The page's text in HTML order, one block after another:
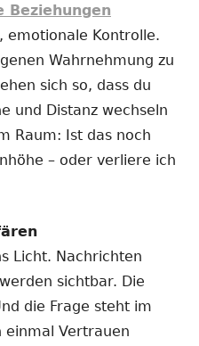
Beziehungen
emotionale Kontrolle.
Wahrnehmung zu
sich so, dass du
und Distanz wechseln
Raum: Ist das noch
– oder verliere ich
Licht. Nachrichten
sichtbar. Die
die Frage steht im
einmal Vertrauen